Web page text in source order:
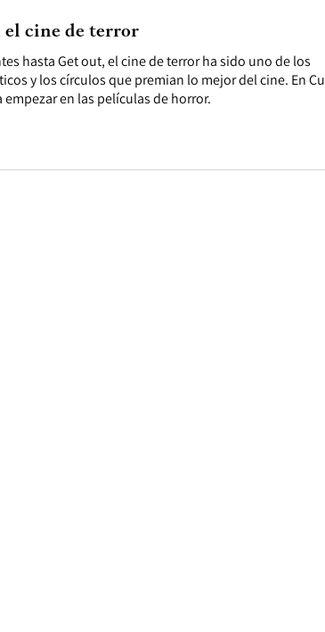
hasta Get out, el cine de terror ha sido uno de los
y los círculos que premian lo mejor del cine. En
en las películas de horror.
el cine de terror